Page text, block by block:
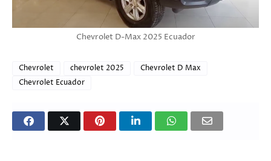
Chevrolet D-Max 2025 Ecuador
Chevrolet chevrolet 2025
Chevrolet D Max
Chevrolet Ecuador